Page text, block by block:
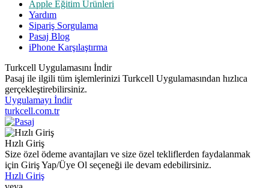
Apple Eğitim Ürünleri
Yardım
Sipariş Sorgulama
Pasaj Blog
iPhone Karşılaştırma
Turkcell Uygulamasını İndir
Pasaj ile ilgili tüm işlemlerinizi Turkcell Uygulamasından hızlıca
gerçekleştirebilirsiniz.
Uygulamayı İndir
turkcell.com.tr
Hızlı Giriş
Size özel ödeme avantajları ve size özel tekliflerden faydalanmak
için Giriş Yap/Üye Ol seçeneği ile devam edebilirsiniz.
Hızlı Giriş